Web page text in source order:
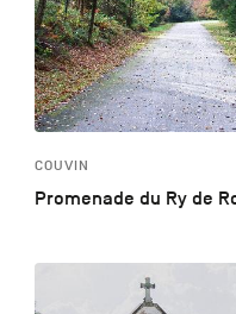
COUVIN
Promenade du Ry de